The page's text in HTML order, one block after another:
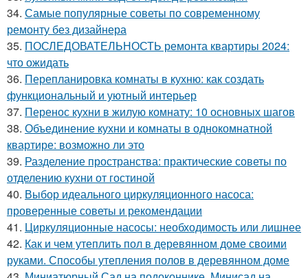
34. Самые популярные советы по современному
ремонту без дизайнера
35. ПОСЛЕДОВАТЕЛЬНОСТЬ ремонта квартиры 2024:
что ожидать
36. Перепланировка комнаты в кухню: как создать
функциональный и уютный интерьер
37. Перенос кухни в жилую комнату: 10 основных шагов
38. Объединение кухни и комнаты в однокомнатной
квартире: возможно ли это
39. Разделение пространства: практические советы по
отделению кухни от гостиной
40. Выбор идеального циркуляционного насоса:
проверенные советы и рекомендации
41. Циркуляционные насосы: необходимость или лишнее
42. Как и чем утеплить пол в деревянном доме своими
руками. Способы утепления полов в деревянном доме